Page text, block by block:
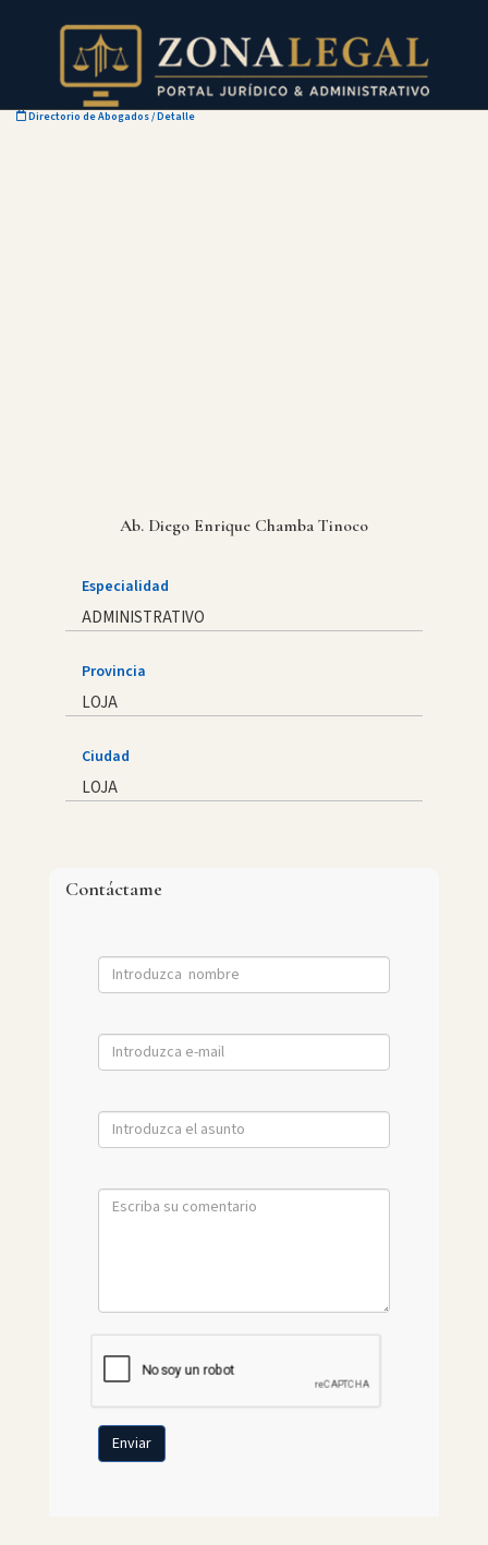
Directorio de Abogados/ Detalle
Ab. Diego Enrique Chamba Tinoco
Especialidad
ADMINISTRATIVO
Provincia
LOJA
Ciudad
LOJA
Contáctame
Enviar